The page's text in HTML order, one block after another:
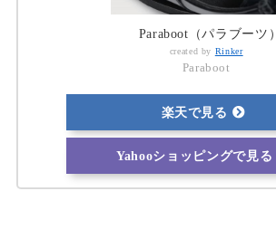
Paraboot（パラブーツ）
created by Rinker
Paraboot
楽天で見る
Yahooショッピングで見る